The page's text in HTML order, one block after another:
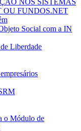
NOS SISTEMAS
OU FUNDOS.NET
Social com a IN
Liberdade
o Módulo de